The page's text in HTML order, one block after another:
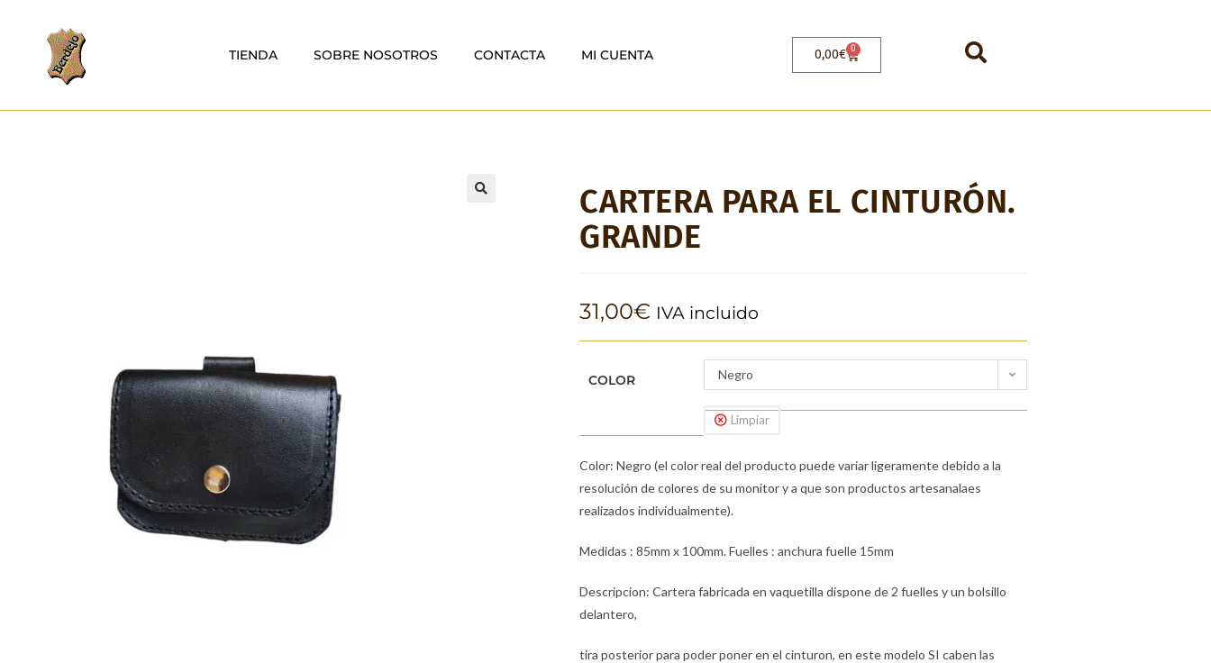
TIENDA SOBRE NOSOTROS CONTACTA MI CUENTA 0,00€ 0
CARTERA PARA EL CINTURÓN.
GRANDE
31,00€ IVA incluido
COLOR Negro
Limpiar
Color: Negro (el color real del producto puede variar ligeramente debido a la
resolución de colores de su monitor y a que son productos artesanalaes
realizados individualmente).
Medidas : 85mm x 100mm. Fuelles : anchura fuelle 15mm
Descripcion: Cartera fabricada en vaquetilla dispone de 2 fuelles y un bolsillo
delantero,
tira posterior para poder poner en el cinturon, en este modelo SI caben las